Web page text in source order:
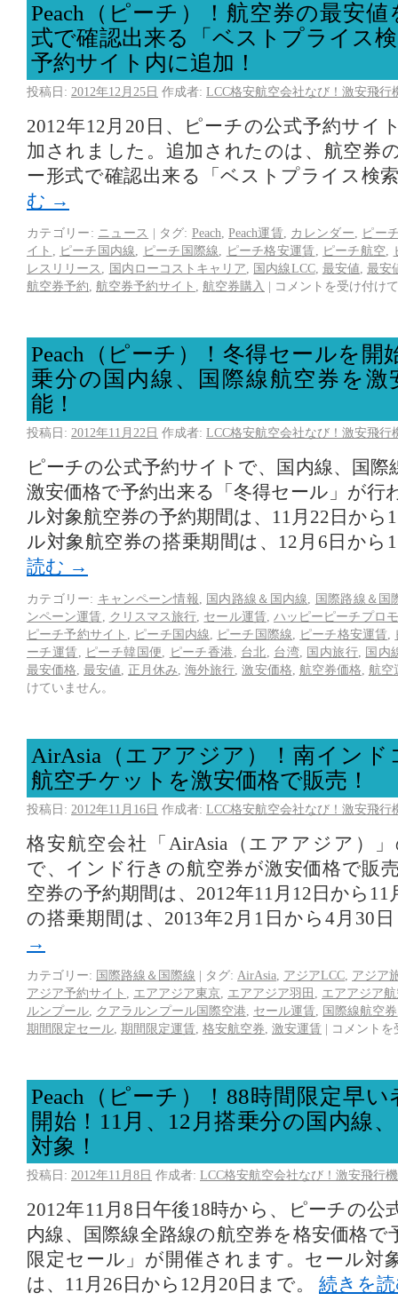
Peach（ピーチ）！航空券の最安
式で確認出来る「ベストプライス
予約サイト内に追加！
投稿日: 2012年12月25日 作成者: LCC格安航空会社なび！激安飛行
2012年12月20日、ピーチの公式予約サイ
加されました。追加されたのは、航空券
ー形式で確認出来る「ベストプライス検
む →
カテゴリー: ニュース | タグ: Peach ,Peach運賃 カレンダー
ピー
イト
ピーチ国内線 ピーチ国際線 ピーチ格安運賃 ピーチ航空
レスリリース
国内ローコストキャリア 国内線LCC, 最安値 最安
航空券予約 航空券予約サイト 航空券購入 | コメントを受け付け
Peach（ピーチ）！冬得セールを開
乗分の国内線、国際線航空券を激
能！
投稿日: 2012年11月22日 作成者: LCC格安航空会社なび！激安飛行
ピーチの公式予約サイトで、国内線、国際
激安価格で予約出来る「冬得セール」が行
ル対象航空券の予約期間は、11月22日から
ル対象航空券の搭乗期間は、12月6日から
読む →
カテゴリー: キャンペーン情報 国内路線＆国内線
国際路線＆国
ンペーン運賃
クリスマス旅行 セール運賃 ハッピーピーチプロモ
ピーチ予約サイト
ピーチ国内線 ピーチ国際線 ピーチ格安運賃
ーチ運賃
ピーチ韓国便 ピーチ香港 台北 台湾, 国内旅行,
国内
最安価格 ,最安値 正月休み ,海外旅行 ,激安価格 航空券価格 航空
けていません。
AirAsia（エアアジア）！南イン
航空チケットを激安価格で販売！
投稿日: 2012年11月16日 作成者: LCC格安航空会社なび！激安飛行
格安航空会社「AirAsia（エアアジア）
で、インド行きの航空券が激安価格で販
空券の予約期間は、2012年11月12日から
の搭乗期間は、2013年2月1日から4月30
→
カテゴリー: 国際路線＆国際線 | タグ: AirAsia アジアLCC アジア
アジア予約サイト
エアアジア東京 エアアジア羽田
エアアジア
ルンプール
クアラルンプール国際空港 セール運賃 国際線航空券
期間限定セール 期間限定運賃 格安航空券 激安運賃 | コメント
Peach（ピーチ）！88時間限定早
開始！11月、12月搭乗分の国内線
対象！
投稿日: 2012年11月8日 作成者: LCC格安航空会社なび！激安飛行
2012年11月8日午後18時から、ピーチの公
内線、国際線全路線の航空券を格安価格で
限定セール」が開催されます。セール対
は、11月26日から12月20日まで。 続きを